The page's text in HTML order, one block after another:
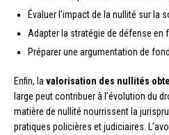
Évaluer l’impact de la nullité sur la
Adapter la stratégie de défense
Préparer une argumentation de
Enfin, la valorisation des nullités
large peut contribuer à l’évolution du
matière de nullité nourrissent la
pratiques policières et judiciaires.